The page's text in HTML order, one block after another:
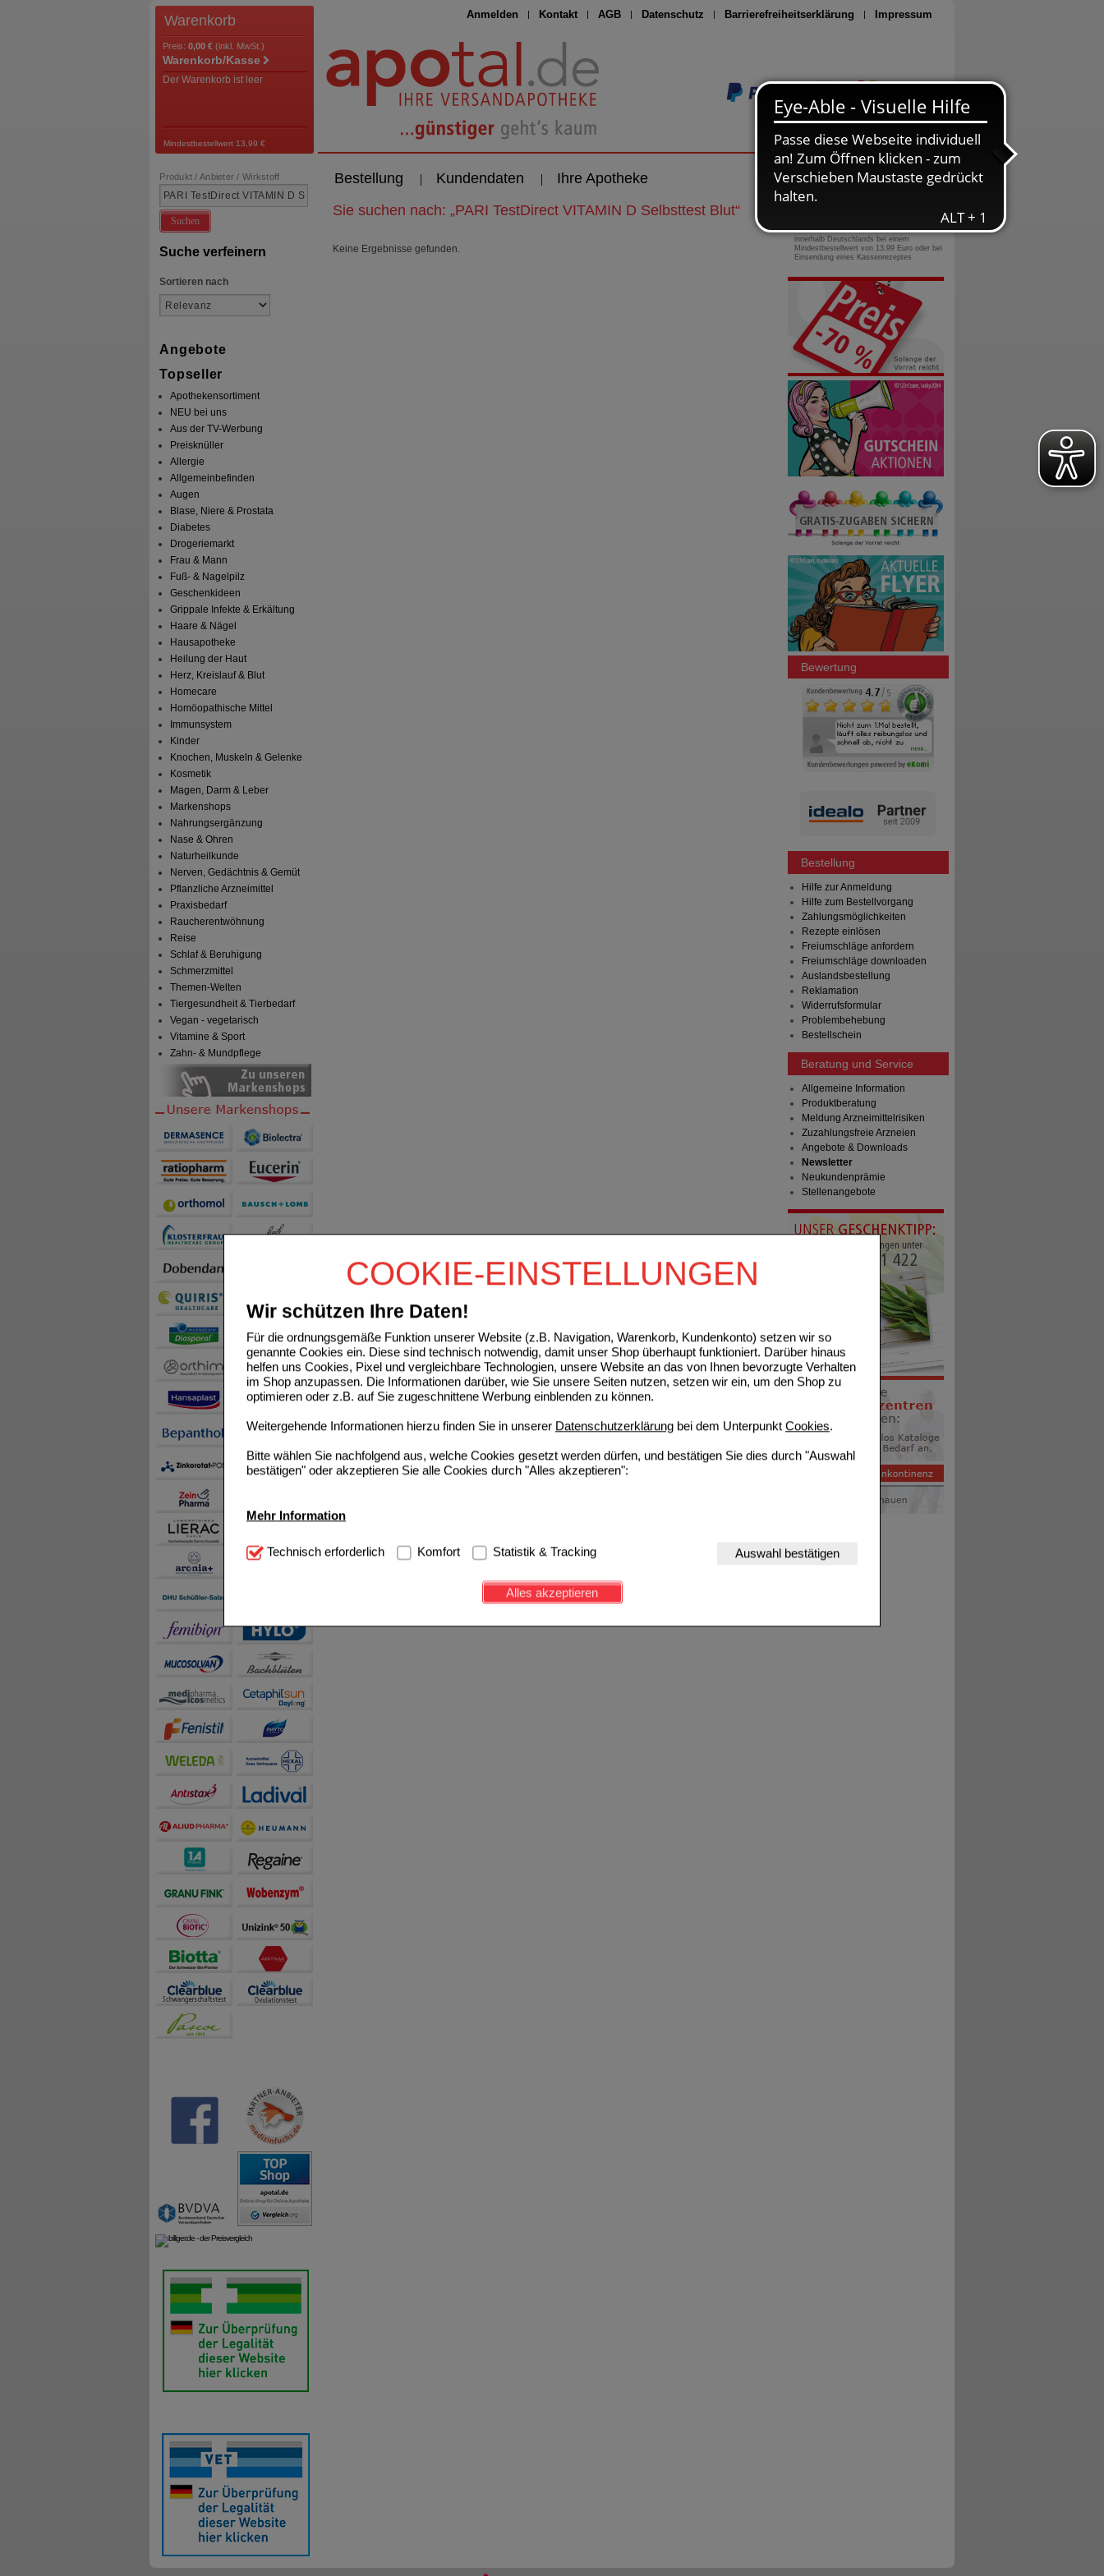
COOKIE-EINSTELLUNGEN
Wir schützen Ihre Daten!
Für die ordnungsgemäße Funktion unserer Website (z.B. Navigation, Warenkorb, Kundenkonto) setzen wir so
genannte Cookies ein. Diese sind technisch notwendig, damit unser Shop überhaupt funktioniert. Darüber hinaus
helfen uns Cookies, Pixel und vergleichbare Technologien, unsere Website an das von Ihnen bevorzugte Verhalten
im Shop anzupassen. Die Informationen darüber, wie Sie unsere Seiten nutzen, setzen wir ein, um den Shop zu
optimieren oder z.B. auf Sie zugeschnittene Werbung einblenden zu können.
Weitergehende Informationen hierzu finden Sie in unserer Datenschutzerklärung bei dem Unterpunkt Cookies.
Bitte wählen Sie nachfolgend aus, welche Cookies gesetzt werden dürfen, und bestätigen Sie dies durch "Auswahl
bestätigen" oder akzeptieren Sie alle Cookies durch "Alles akzeptieren":
Mehr Information
Technisch Notwendig: Hierbei handelt es sich um Cookies, die für die Grundfunktionen unserer Website
notwendig sind (z.B. Navigation, Warenkorb, Kundenkonto), weshalb auf diese nicht verzichtet werden kann.
Diese Cookies werden genutzt um das Einkaufserlebnis noch ansprechender zu gestalten,
beispielsweise für die Wiedererkennung des Besuchers oder unsere Seite an bevorzugte Verhaltensweisen (z.B.
Inhalte anzuzeigen und unser Partnerprogramm zu betreiben.
Statistik & Tracking:
auch die Werbung auf Drittseiten möglichst relevant für Sie zu gestalten. Bitte beachten Sie, dass Daten hierfür
teilweise an Dritte wie z.B. Google oder soziale Medien übertragen werden.
Technisch erforderlich Komfort Statistik & Tracking Auswahl bestätigen
Alles akzeptieren
Anmelden Kontakt AGB Datenschutz Barrierefreiheitserklärung Impressum
Seite drucken
Warenkorb
Preis: 0,00 € (inkl. MwSt.)
Warenkorb/Kasse
Der Warenkorb ist leer
Mindestbestellwert 13,99 €
Bestellung Kundendaten Ihre Apotheke
Produkt / Anbieter / Wirkstoff
Suchen
Suche verfeinern
Sortieren nach
Angebote
Topseller
Apothekensortiment
NEU bei uns
Aus der TV-Werbung
Preisknüller
Allergie
Allgemeinbefinden
Augen
Blase, Niere & Prostata
Diabetes
Drogeriemarkt
Frau & Mann
Fuß- & Nagelpilz
Geschenkideen
Grippale Infekte & Erkältung
Haare & Nägel
Hausapotheke
Heilung der Haut
Herz, Kreislauf & Blut
Homecare
Homöopathische Mittel
Immunsystem
Kinder
Knochen, Muskeln & Gelenke
Kosmetik
Magen, Darm & Leber
Markenshops
Nahrungsergänzung
Nase & Ohren
Naturheilkunde
Nerven, Gedächtnis & Gemüt
Pflanzliche Arzneimittel
Praxisbedarf
Raucherentwöhnung
Reise
Schlaf & Beruhigung
Schmerzmittel
Themen-Welten
Tiergesundheit & Tierbedarf
Vegan - vegetarisch
Vitamine & Sport
Zahn- & Mundpflege
Sie suchen nach: „PARI TestDirect VITAMIN D Selbsttest Blut“
Keine Ergebnisse gefunden.
0800-10 11 422
gebührenfreie Rufnummer
innerhalb Deutschlands bei einem
Mindestbestellwert von 13,99 Euro oder bei
Einsendung eines Kassenrezeptes
Bewertung
Bestellung
Hilfe zur Anmeldung
Hilfe zum Bestellvorgang
Zahlungsmöglichkeiten
Rezepte einlösen
Freiumschläge anfordern
Freiumschläge downloaden
Auslandsbestellung
Reklamation
Widerrufsformular
Problembehebung
Bestellschein
Beratung und Service
Allgemeine Information
Produktberatung
Meldung Arzneimittelrisiken
Zuzahlungsfreie Arzneien
Angebote & Downloads
Newsletter
Neukundenprämie
Stellenangebote